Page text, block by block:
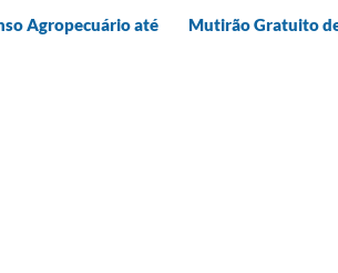
Agropecuário até
Mutirão Gratuito